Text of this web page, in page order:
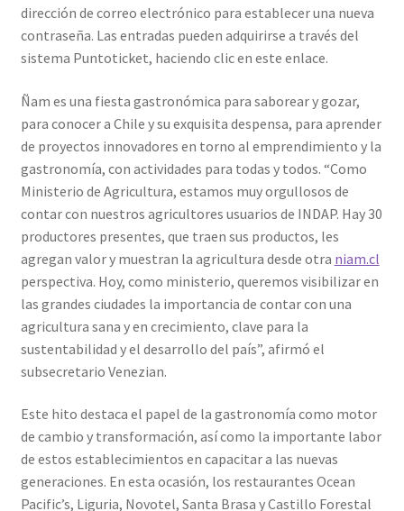
dirección de correo electrónico para establecer una nueva
contraseña. Las entradas pueden adquirirse a través del
sistema Puntoticket, haciendo clic en este enlace.
Ñam es una fiesta gastronómica para saborear y gozar,
para conocer a Chile y su exquisita despensa, para aprender
de proyectos innovadores en torno al emprendimiento y la
gastronomía, con actividades para todas y todos. “Como
Ministerio de Agricultura, estamos muy orgullosos de
contar con nuestros agricultores usuarios de INDAP. Hay 30
productores presentes, que traen sus productos, les
agregan valor y muestran la agricultura desde otra niam.cl
perspectiva. Hoy, como ministerio, queremos visibilizar en
las grandes ciudades la importancia de contar con una
agricultura sana y en crecimiento, clave para la
sustentabilidad y el desarrollo del país”, afirmó el
subsecretario Venezian.
Este hito destaca el papel de la gastronomía como motor
de cambio y transformación, así como la importante labor
de estos establecimientos en capacitar a las nuevas
generaciones. En esta ocasión, los restaurantes Ocean
Pacific’s, Liguria, Novotel, Santa Brasa y Castillo Forestal